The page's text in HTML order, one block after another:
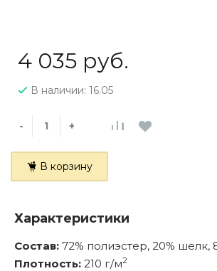
4 035 руб.
В наличии: 16.05
- +
В корзину
Характеристики
Состав: 72% полиэстер, 20% шелк,
Плотность: 210 г/м2